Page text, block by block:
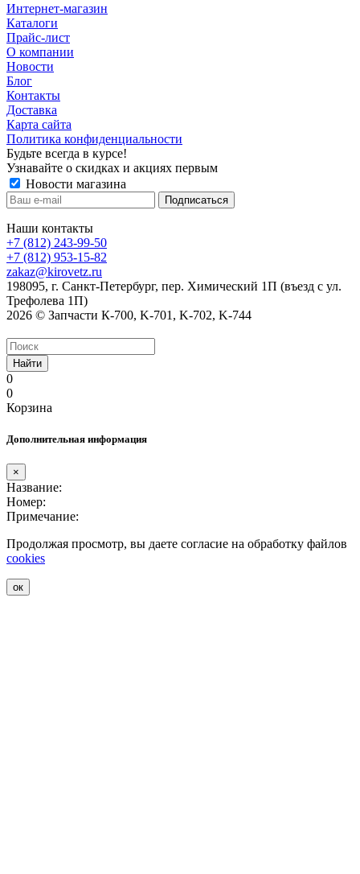
Интернет-магазин
Каталоги
Прайс-лист
О компании
Новости
Блог
Контакты
Доставка
Карта сайта
Политика конфиденциальности
Будьте всегда в курсе!
Узнавайте о скидках и акциях первым
Новости магазина
Наши контакты
+7 (812) 243-99-50
+7 (812) 953-15-82
zakaz@kirovetz.ru
198095, г. Санкт-Петербург, пер. Химический 1П (въезд с ул.
Трефолева 1П)
2026 © Запчасти К-700, K-701, K-702, K-744
Найти
0
0
Корзина
Дополнительная информация
×
Название:
Номер:
Примечание:
Продолжая просмотр, вы даете согласие на обработку файлов
cookies
ок